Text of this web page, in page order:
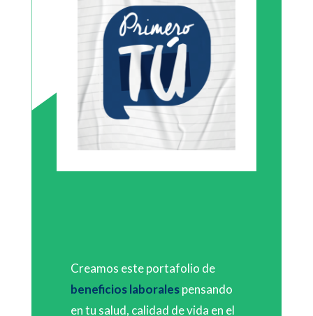
Creamos este portafolio de
beneficios laboralespensando
en tu salud, calidad de vida en el